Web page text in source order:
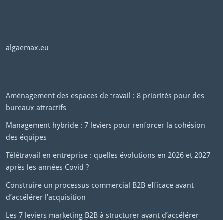
algaemax.eu
Aménagement des espaces de travail : 8 priorités pour des
bureaux attractifs
Management hybride : 7 leviers pour renforcer la cohésion
des équipes
Télétravail en entreprise : quelles évolutions en 2026 et 2027
après les années Covid ?
Construire un processus commercial B2B efficace avant
d’accélérer l’acquisition
Les 7 leviers marketing B2B à structurer avant d’accélérer